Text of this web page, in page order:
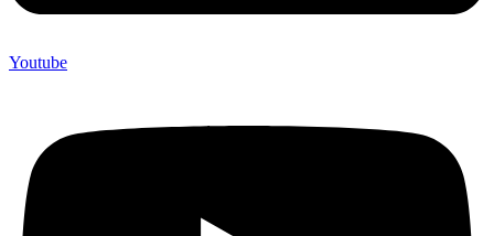
Youtube